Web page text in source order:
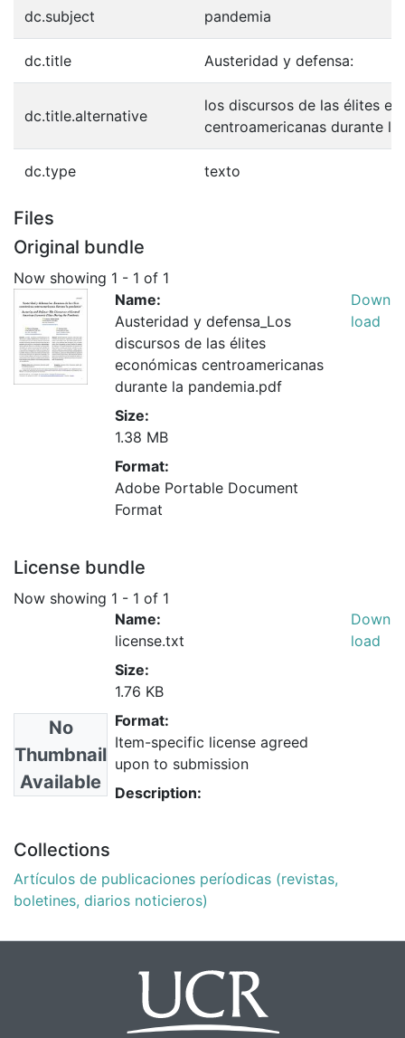
dc.subject pandemia
dc.title Austeridad y defensa:
dc.title.alternative
los discursos de las élites
centroamericanas durante la
dc.type texto
Files
Original bundle
Now showing 1 - 1 of 1
Name:
Austeridad y defensa_Los
discursos de las élites
económicas centroamericanas
durante la pandemia.pdf
Size:
1.38 MB
Format:
Adobe Portable Document
Format
Down
load
License bundle
Now showing 1 - 1 of 1
No
Thumbnail
Available
Name:
license.txt
Size:
1.76 KB
Format:
Item-specific license agreed
upon to submission
Description:
Down
load
Collections
Artículos de publicaciones períodicas (revistas,
boletines, diarios noticieros)